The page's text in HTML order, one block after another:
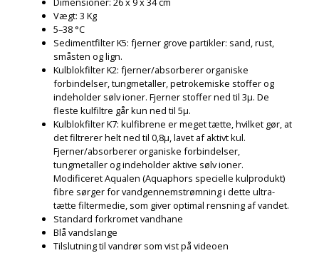
Vægt: 3 Kg
5–38 °C
Sedimentfilter K5: fjerner grove partikler: sand, rust,
småsten og lign.
Kulblokfilter K2: fjerner/absorberer organiske
forbindelser, tungmetaller, petrokemiske stoffer og
indeholder sølv ioner. Fjerner stoffer ned til 3µ. De
fleste kulfiltre går kun ned til 5µ.
Kulblokfilter K7: kulfibrene er meget tætte, hvilket gør, at
det filtrerer helt ned til 0,8µ, lavet af aktivt kul.
Fjerner/absorberer organiske forbindelser,
tungmetaller og indeholder aktive sølv ioner.
Modificeret Aqualen (Aquaphors specielle kulprodukt)
fibre sørger for vandgennemstrømning i dette ultra-
tætte filtermedie, som giver optimal rensning af vandet.
Standard forkromet vandhane
Blå vandslange
Tilslutning til vandrør som vist på videoen